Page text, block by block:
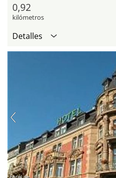
0,92
kilómetros
Detalles